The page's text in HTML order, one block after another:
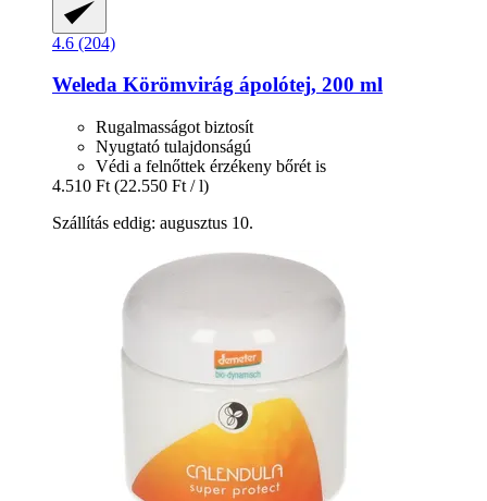
4.6 (204)
Weleda Körömvirág ápolótej, 200 ml
Rugalmasságot biztosít
Nyugtató tulajdonságú
Védi a felnőttek érzékeny bőrét is
4.510 Ft (22.550 Ft / l)
Szállítás eddig: augusztus 10.